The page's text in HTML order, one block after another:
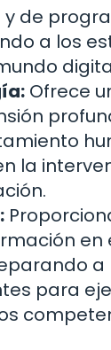
de
a los
Ofrece
la
en
a
para